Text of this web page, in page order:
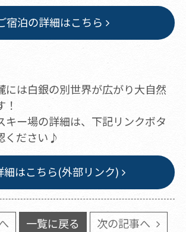
宿泊の詳細はこちら
には白銀の別世界が広がり大自然
キー場の​詳細は、下記リンクボタ
ください♪
細はこちら(外部リンク)
一覧に戻る 次の記事へ